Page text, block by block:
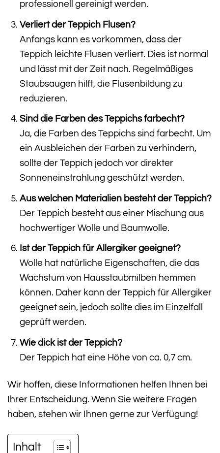
professionell gereinigt werden.
Verliert der Teppich Flusen?
Anfangs kann es vorkommen, dass der
Teppich leichte Flusen verliert. Dies ist normal
und lässt mit der Zeit nach. Regelmäßiges
Staubsaugen hilft, die Flusenbildung zu
reduzieren.
Sind die Farben des Teppichs farbecht?
Ja, die Farben des Teppichs sind farbecht. Um
ein Ausbleichen der Farben zu verhindern,
sollte der Teppich jedoch vor direkter
Sonneneinstrahlung geschützt werden.
Aus welchen Materialien besteht der Teppich?
Der Teppich besteht aus einer Mischung aus
hochwertiger Wolle und Baumwolle.
Ist der Teppich für Allergiker geeignet?
Wolle hat natürliche Eigenschaften, die das
Wachstum von Hausstaubmilben hemmen
können. Daher kann der Teppich für Allergiker
geeignet sein, jedoch sollte dies im Einzelfall
geprüft werden.
Wie dick ist der Teppich?
Der Teppich hat eine Höhe von ca. 0,7 cm.
Wir hoffen, diese Informationen helfen Ihnen bei
Ihrer Entscheidung. Wenn Sie weitere Fragen
haben, stehen wir Ihnen gerne zur Verfügung!
Inhalt